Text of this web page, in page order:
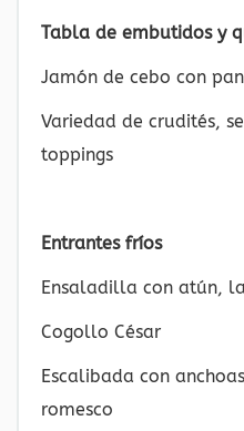
Tabla de embutidos y
Jamón de cebo con
Variedad de crudités,
toppings
Entrantes fríos
Ensaladilla con atún,
Cogollo César
Escalibada con
romesco